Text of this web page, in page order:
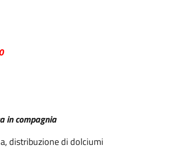
in compagnia
distribuzione di dolciumi